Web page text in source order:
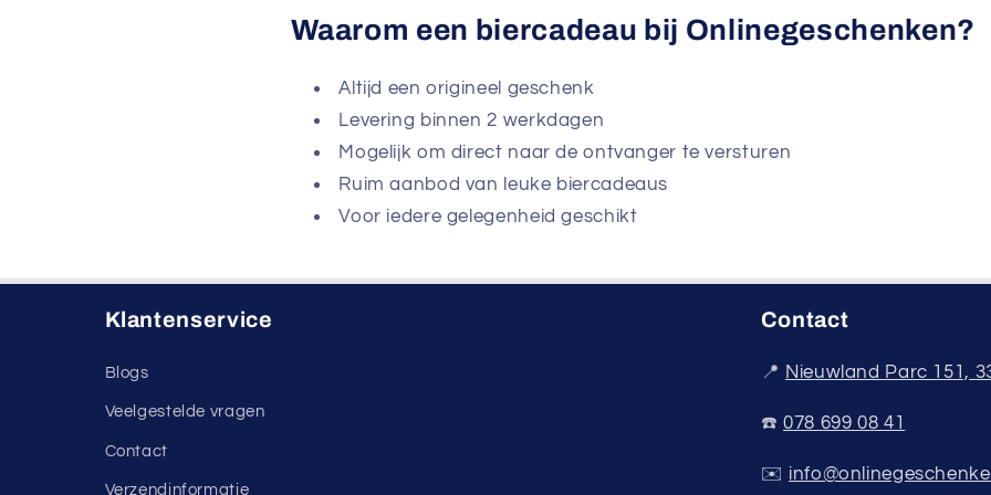
Waarom een biercadeau bij Onlinegeschenken?
Altijd een origineel geschenk
Levering binnen 2 werkdagen
Mogelijk om direct naar de ontvanger te versturen
Ruim aanbod van leuke biercadeaus
Voor iedere gelegenheid geschikt
Klantenservice
Blogs
Veelgestelde vragen
Contact
Verzendinformatie
Contact
📍 Nieuwland Parc 151,
☎️078 699 08 41
✉️